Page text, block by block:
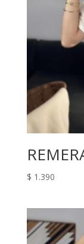
$ 1.390